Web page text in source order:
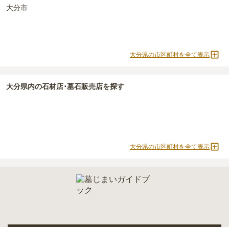
・納骨式の費用
現地見学では、担当者に「提示金額以外にかかる費用はないか」を
3人用区画あり
大分市
大分県の市区町村を全て表示
大分県内の石材店･墓石販売店を探す
大分県の市区町村を全て表示